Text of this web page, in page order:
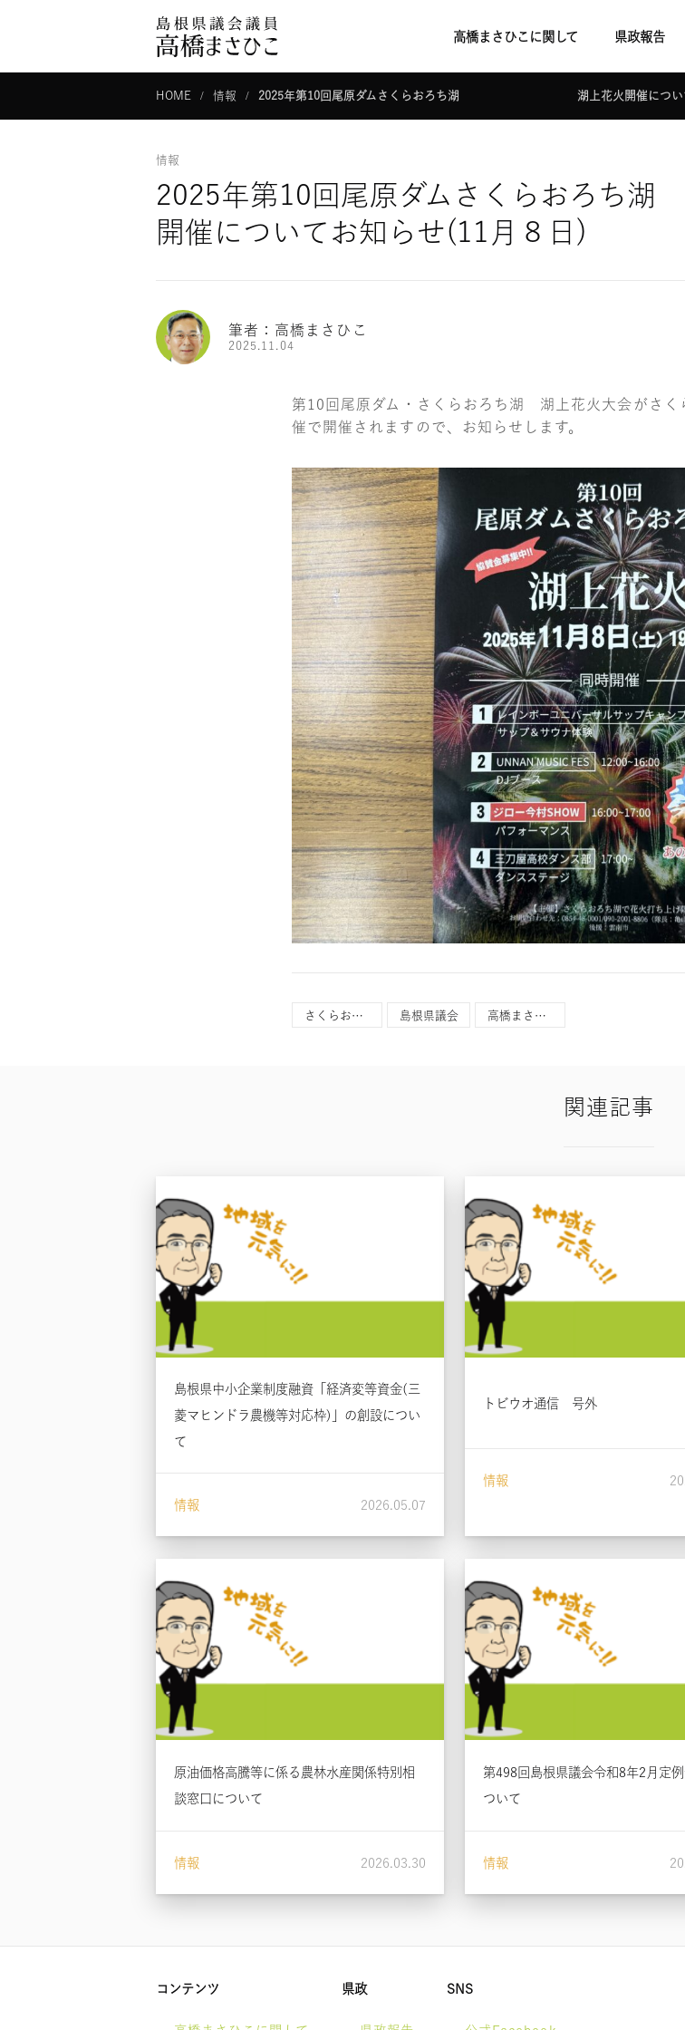
高橋まさひこに関して 県政報告
HOME 情報 2025年第10回尾原ダムさくらおろち湖 湖上花火開催について
情報
2025年第10回尾原ダムさ
開催についてお知らせ(11月８日)
筆者：高橋まさひこ
2025.11.04
第10回尾原ダム・さくらおろち湖 湖上花火大会がさく
催で開催されますので、お知らせします。
さくらおろち湖湖上花火 島根県議会 高橋まさひこ
関連記事
島根県中小企業制度融資「経済変等資金(三
菱マヒンドラ農機等対応枠)」の創設につい
て
情報 2026.05.07
トビウオ通信 号外
情報
原油価格高騰等に係る農林水産関係特別相
談窓口について
情報 2026.03.30
第498回島根県議会令和8年2月定
ついて
情報
コンテンツ 県政 SNS